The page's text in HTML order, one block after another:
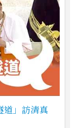
道」訪清真